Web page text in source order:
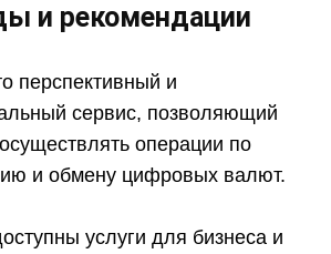
и рекомендации
перспективный и
сервис, позволяющий
операции по
и обмену цифровых валют.
услуги для бизнеса и